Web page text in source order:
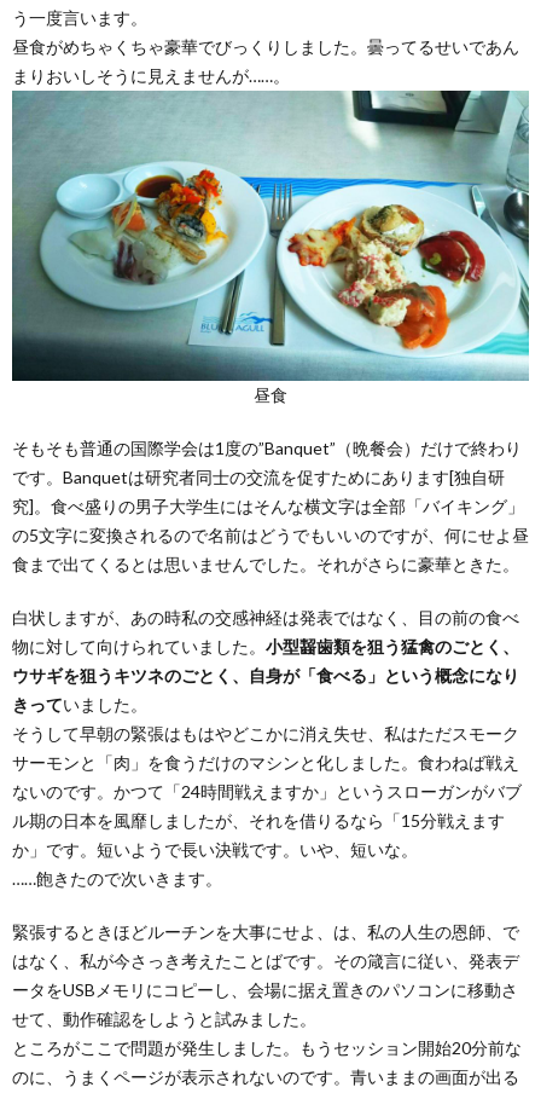
う一度言います。
昼食がめちゃくちゃ豪華でびっくりしました。曇ってるせいであん
まりおいしそうに見えませんが……。
昼食
そもそも普通の国際学会は1度の”Banquet”（晩餐会）だけで終わり
です。Banquetは研究者同士の交流を促すためにあります[独自研
究]。食べ盛りの男子大学生にはそんな横文字は全部「バイキング」
の5文字に変換されるので名前はどうでもいいのですが、何にせよ昼
食まで出てくるとは思いませんでした。それがさらに豪華ときた。
白状しますが、あの時私の交感神経は発表ではなく、目の前の食べ
物に対して向けられていました。 小型齧歯類を狙う猛禽のごとく、
ウサギを狙うキツネのごとく、自身が「食べる」という概念になり
きっていました。
そうして早朝の緊張はもはやどこかに消え失せ、私はただスモーク
サーモンと「肉」を食うだけのマシンと化しました。食わねば戦え
ないのです。かつて「24時間戦えますか」というスローガンがバブ
ル期の日本を風靡しましたが、それを借りるなら「15分戦えます
か」です。短いようで長い決戦です。いや、短いな。
……飽きたので次いきます。
緊張するときほどルーチンを大事にせよ、は、私の人生の恩師、で
はなく、私が今さっき考えたことばです。その箴言に従い、発表デ
ータをUSBメモリにコピーし、会場に据え置きのパソコンに移動さ
せて、動作確認をしようと試みました。
ところがここで問題が発生しました。もうセッション開始20分前な
のに、うまくページが表示されないのです。青いままの画面が出る